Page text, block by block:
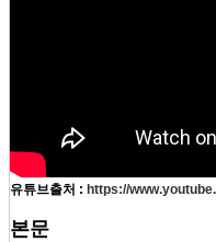
유튜브출처 : https://
본문